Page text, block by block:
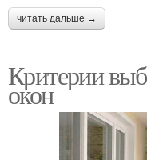
читать дальше →
Критерии
окон